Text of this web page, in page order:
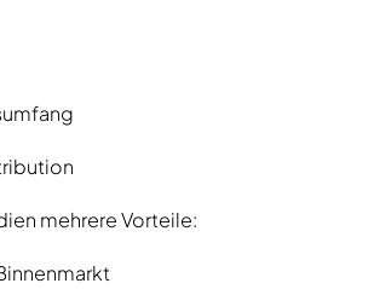
mehrere Vorteile: